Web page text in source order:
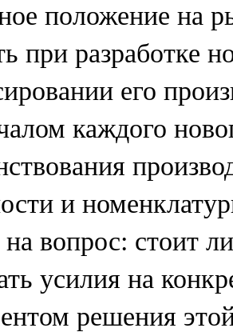
положение на
при разработке
его
каждого
и
на вопрос: стоит
усилия на
решения